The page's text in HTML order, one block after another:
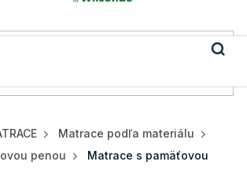
Matrace podľa materiálu
penou
Matrace s pamäťovou